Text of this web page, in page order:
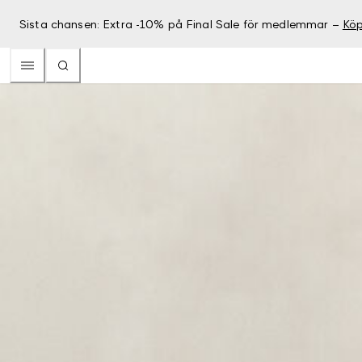
Sista chansen: Extra -10% på Final Sale för medlemmar –